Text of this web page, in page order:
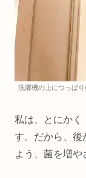
洗濯機の上につっぱ
私は、とにかく
す。だから、後
よう、菌を増